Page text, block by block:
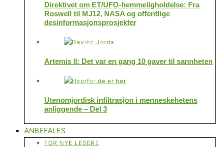
Direktivet om ET/UFO-hemmeligholdelse: Fra
Roswell til MJ12, NASA og offentlige
desinformasjonsprosjekter
Artemis II: Det var en gang 10 gaver til sannheten
Utenomjordisk infiltrasjon i menneskehetens
anliggende – Del 3
ANBEFALES
FOR NYE LESERE